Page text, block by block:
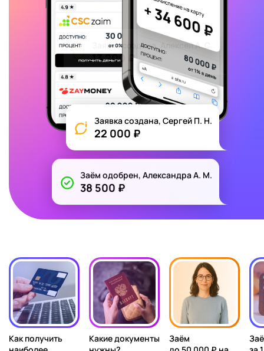
Заявка создана, Сергей П. Н.
22 000 ₽
38 500 ₽
Как получить
Какие документы
Заём